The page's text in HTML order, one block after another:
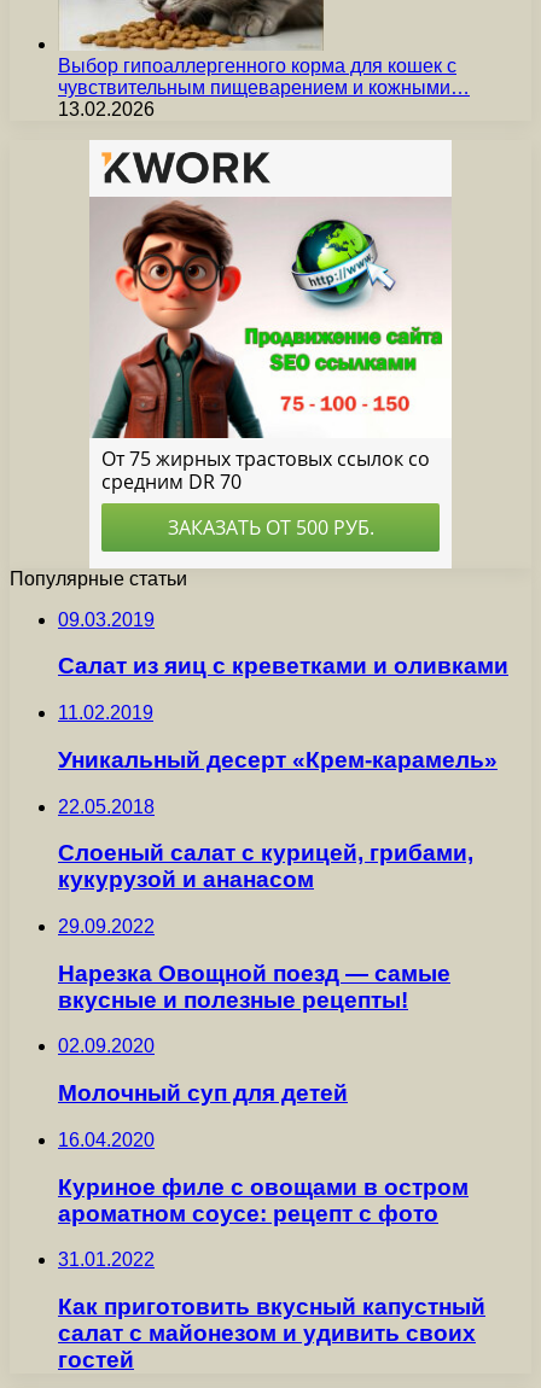
Выбор гипоаллергенного корма для кошек с
чувствительным пищеварением и кожными…
13.02.2026
Популярные статьи
09.03.2019
Салат из яиц с креветками и оливками
11.02.2019
Уникальный десерт «Крем-карамель»
22.05.2018
Слоеный салат с курицей, грибами,
кукурузой и ананасом
29.09.2022
Нарезка Овощной поезд — самые
вкусные и полезные рецепты!
02.09.2020
Молочный суп для детей
16.04.2020
Куриное филе с овощами в остром
ароматном соусе: рецепт с фото
31.01.2022
Как приготовить вкусный капустный
салат с майонезом и удивить своих
гостей